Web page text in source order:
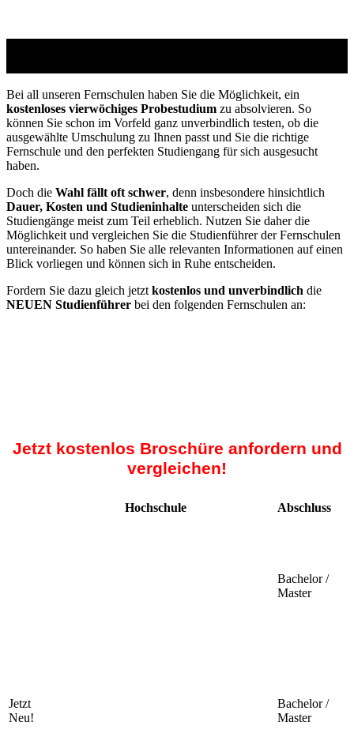
Bei all unseren Fernschulen haben Sie die Möglichkeit, ein
kostenloses vierwöchiges Probestudium zu absolvieren. So
können Sie schon im Vorfeld ganz unverbindlich testen, ob die
ausgewählte Umschulung zu Ihnen passt und Sie die richtige
Fernschule und den perfekten Studiengang für sich ausgesucht
haben.
Doch die Wahl fällt oft schwer, denn insbesondere hinsichtlich
Dauer, Kosten und Studieninhalte unterscheiden sich die
Studiengänge meist zum Teil erheblich. Nutzen Sie daher die
Möglichkeit und vergleichen Sie die Studienführer der Fernschulen
untereinander. So haben Sie alle relevanten Informationen auf einen
Blick vorliegen und können sich in Ruhe entscheiden.
Fordern Sie dazu gleich jetzt kostenlos und unverbindlich die
NEUEN Studienführer bei den folgenden Fernschulen an:
Jetzt kostenlos Broschüre anfordern und
vergleichen!
Hochschule Abschluss
Bachelor /
Master
Jetzt
Neu!
Bachelor /
Master